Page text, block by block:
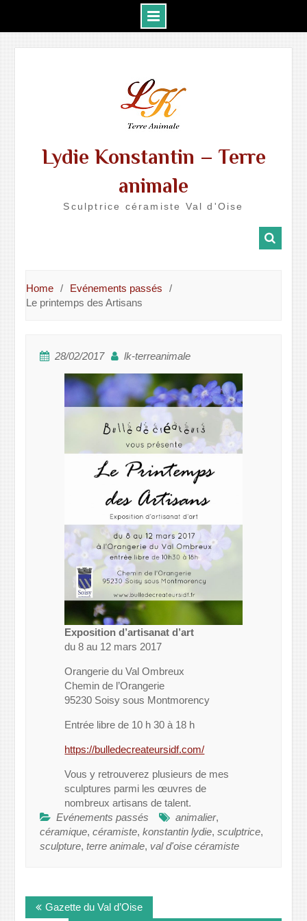
Lydie Konstantin – Terre
animale
Sculptrice céramiste Val d'Oise
Home
Evénements passés
Le printemps des Artisans
28/02/2017 lk-terreanimale
Exposition d’artisanat d’art
du 8 au 12 mars 2017
Orangerie du Val Ombreux
Chemin de l’Orangerie
95230 Soisy sous Montmorency
Entrée libre de 10 h 30 à 18 h
https://bulledecreateursidf.com/
Vous y retrouverez plusieurs de mes
sculptures parmi les œuvres de
nombreux artisans de talent.
Evénements passés
animalier,
céramique,céramiste,konstantin lydie,sculptrice,
sculpture,terre animale, val d'oise céramiste
de Gazette du Val d’Oise